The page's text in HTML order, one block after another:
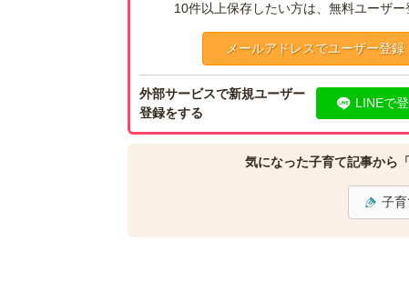
10件以上保存したい方は、無料ユーザ
メールアドレスでユーザー登録
外部サービスで新規ユーザー
登録をする
LINEで
気になった子育て記事から
子